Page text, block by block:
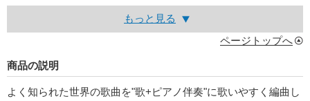
もっと見る
ページトップへ
商品の説明
よく知られた世界の歌曲を"歌+ピアノ伴奏"に歌いやすく編曲し